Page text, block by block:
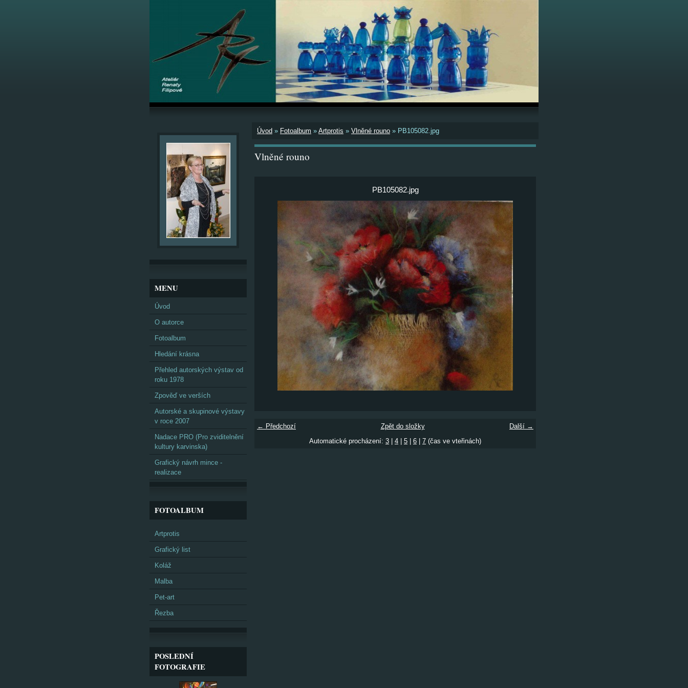
Úvod » Fotoalbum » Artprotis » Vlněné rouno » PB105082.jpg
Vlněné rouno
PB105082.jpg
← Předchozí Další →
Zpět do složky
Automatické procházení: 3 4 5 6 7 (čas ve vteřinách)
MENU
Úvod
O autorce
Fotoalbum
Hledání krásna
Přehled autorských výstav od
roku 1978
Zpověď ve verších
Autorské a skupinové výstavy
v roce 2007
Nadace PRO (Pro zviditelnění
kultury karvinska)
Grafický návrh mince -
realizace
FOTOALBUM
Artprotis
Grafický list
Koláž
Malba
Pet-art
Řezba
POSLEDNÍ
FOTOGRAFIE